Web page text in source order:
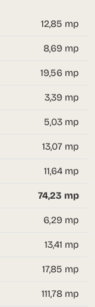
12,85 mp
8,69 mp
19,56 mp
3,39 mp
5,03 mp
13,07 mp
11,64 mp
74,23 mp
6,29 mp
13,41 mp
17,85 mp
111,78 mp